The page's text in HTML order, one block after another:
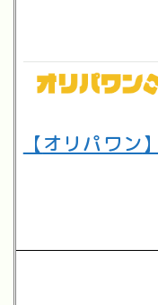
【オリパワン】